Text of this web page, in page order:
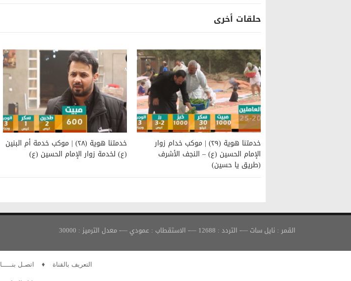
حلقات أخرى
خدمتنا هوية (٢٩) | موكب خدام زوار
الإمام الحسين (ع) – النجف الأشرف
(طريق يا حسين)
خدمتنا هوية (٢٨) | موكب خدمة أم البنين
(ع) لخدمة زوار الإمام الحسين (ع)
القمر : نايل سات —- التردد : 12688 —- الاستقطاب : عمودي —- معدل الترميز : 30000
التعريف بالقناة ♦ اتصـل بنـــــا